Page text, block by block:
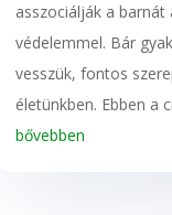
asszociálják a barnát
védelemmel. Bár
vesszük, fontos
életünkben. Ebben a
bővebben